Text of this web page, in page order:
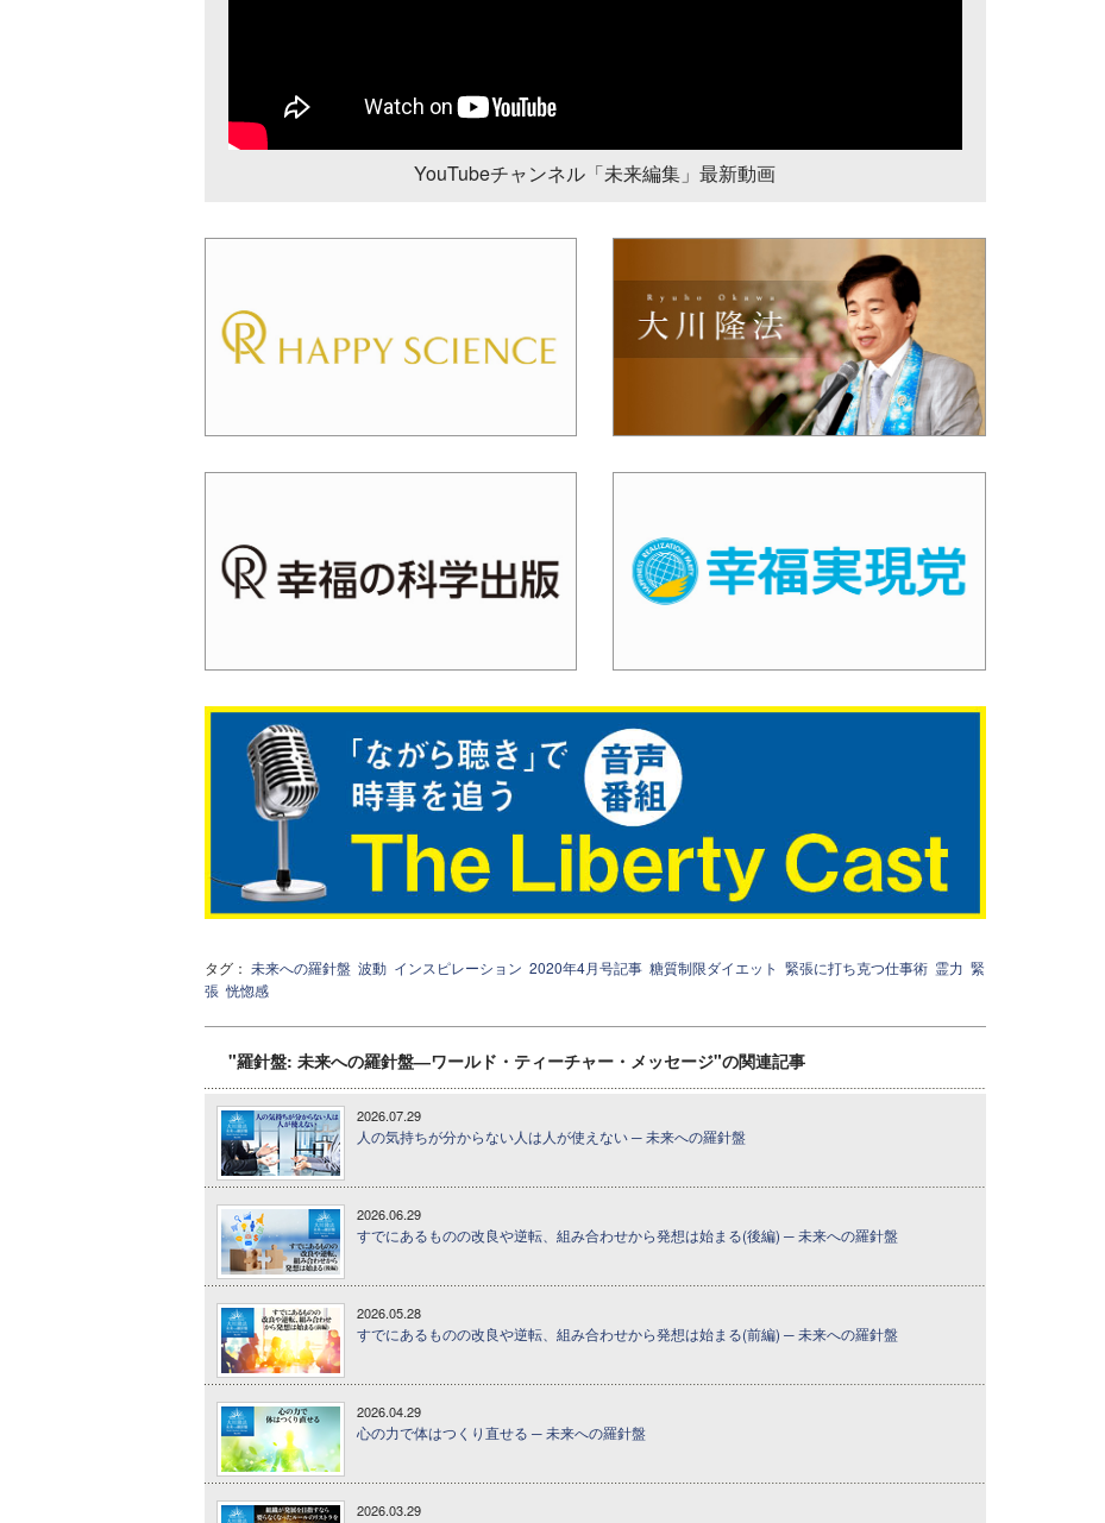
YouTubeチャンネル「未来編集」最新動画
タグ： 未来への羅針盤 波動 インスピレーション 2020年4月号記事 糖質制限ダイエット 緊張に打ち克つ仕事術 霊力 緊
張 恍惚感
"羅針盤: 未来への羅針盤―ワールド・ティーチャー・メッセージ"の関連記事
2026.07.29
人の気持ちが分からない人は人が使えない ─ 未来への羅針盤
2026.06.29
すでにあるものの改良や逆転、組み合わせから発想は始まる(後編) ─ 未来への羅針盤
2026.05.28
すでにあるものの改良や逆転、組み合わせから発想は始まる(前編) ─ 未来への羅針盤
2026.04.29
心の力で体はつくり直せる ─ 未来への羅針盤
2026.03.29